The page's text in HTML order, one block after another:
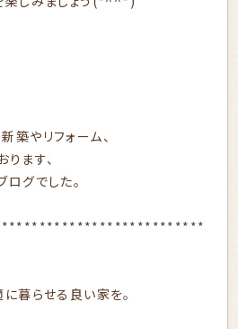
築やリフォーム、
ます、
グでした。
暮らせる良い家を。